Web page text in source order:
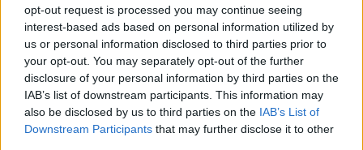
opt-out request is processed you may continue seeing
interest-based ads based on personal information utilized by
us or personal information disclosed to third parties prior to
your opt-out. You may separately opt-out of the further
disclosure of your personal information by third parties on the
IAB’s list of downstream participants. This information may
also be disclosed by us to third parties on the IAB’s List of
Downstream Participants that may further disclose it to other
ΕΡΓΑΣΙΑΚΟ ΝΟΜΟΣΧΕΔΙΟ
ΠΡΟΗΓΟΎΜΕΝΟ